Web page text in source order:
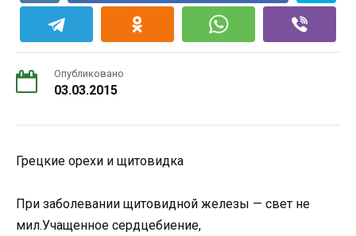
Опубликовано
03.03.2015
Грецкие орехи и щитовидка
При заболевании щитовидной железы — свет не
мил.Учащенное сердцебиение,